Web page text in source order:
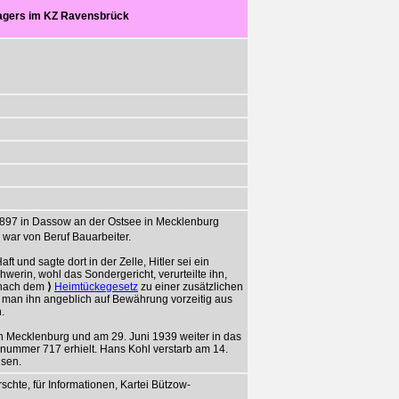
im KZ Ravensbrück
in Dassow an der Ostsee in Mecklenburg
von Beruf Bauarbeiter.
und sagte dort in der Zelle, Hitler sei ein
wohl das Sondergericht, verurteilte ihn,
dem ⟩ Heimtückegesetz zu einer zusätzlichen
ihn angeblich auf Bewährung vorzeitig aus
und am 29. Juni 1939 weiter in das
717 erhielt. Hans Kohl verstarb am 14.
für Informationen, Kartei Bützow-